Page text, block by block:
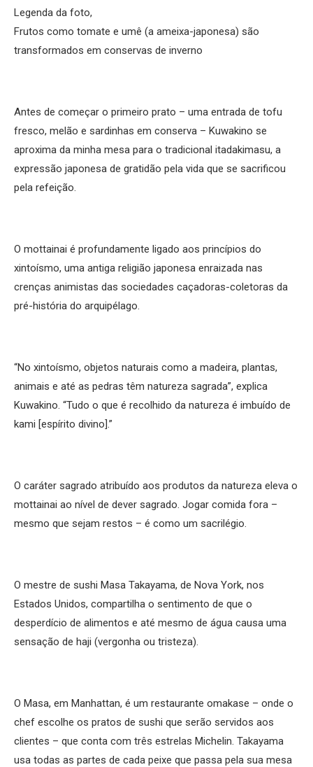
Legenda da foto,
Frutos como tomate e umê (a ameixa-japonesa) são
transformados em conservas de inverno
Antes de começar o primeiro prato – uma entrada de tofu
fresco, melão e sardinhas em conserva – Kuwakino se
aproxima da minha mesa para o tradicional itadakimasu, a
expressão japonesa de gratidão pela vida que se sacrificou
pela refeição.
O mottainai é profundamente ligado aos princípios do
xintoísmo, uma antiga religião japonesa enraizada nas
crenças animistas das sociedades caçadoras-coletoras da
pré-história do arquipélago.
“No xintoísmo, objetos naturais como a madeira, plantas,
animais e até as pedras têm natureza sagrada”, explica
Kuwakino. “Tudo o que é recolhido da natureza é imbuído de
kami [espírito divino].”
O caráter sagrado atribuído aos produtos da natureza eleva o
mottainai ao nível de dever sagrado. Jogar comida fora –
mesmo que sejam restos – é como um sacrilégio.
O mestre de sushi Masa Takayama, de Nova York, nos
Estados Unidos, compartilha o sentimento de que o
desperdício de alimentos e até mesmo de água causa uma
sensação de haji (vergonha ou tristeza).
O Masa, em Manhattan, é um restaurante omakase – onde o
chef escolhe os pratos de sushi que serão servidos aos
clientes – que conta com três estrelas Michelin. Takayama
usa todas as partes de cada peixe que passa pela sua mesa